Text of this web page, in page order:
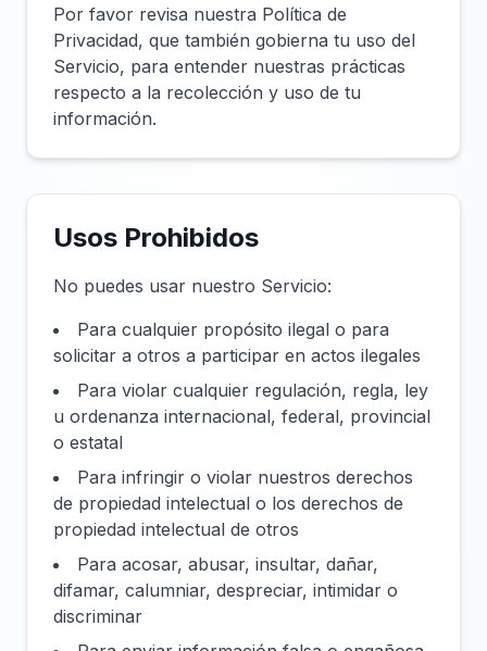
Por favor revisa nuestra Política de
Privacidad, que también gobierna tu uso del
Servicio, para entender nuestras prácticas
respecto a la recolección y uso de tu
información.
Usos Prohibidos
No puedes usar nuestro Servicio:
Para cualquier propósito ilegal o para
solicitar a otros a participar en actos ilegales
Para violar cualquier regulación, regla, ley
u ordenanza internacional, federal, provincial
o estatal
Para infringir o violar nuestros derechos
de propiedad intelectual o los derechos de
propiedad intelectual de otros
Para acosar, abusar, insultar, dañar,
difamar, calumniar, despreciar, intimidar o
discriminar